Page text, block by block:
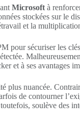
Microsoft à
stockées sur le
et la
pour sécuriser les
et à ses avantages
plus nuancée.
de contourner
soulève des